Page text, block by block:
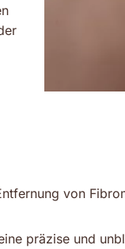
von
präzise und